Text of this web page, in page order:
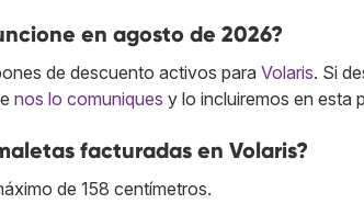
en agosto de 2026?
de descuento activos para Volaris. Si
nos lo comuniques y lo incluiremos en esta
facturadas en Volaris?
de 158 centímetros.